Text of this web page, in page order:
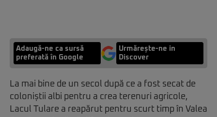
Adaugă-ne ca sursă
preferată în Google
Urmărește-ne in
Discover
La mai bine de un secol după ce a fost secat de
coloniștii albi pentru a crea terenuri agricole,
Lacul Tulare a reapărut pentru scurt timp în Valea